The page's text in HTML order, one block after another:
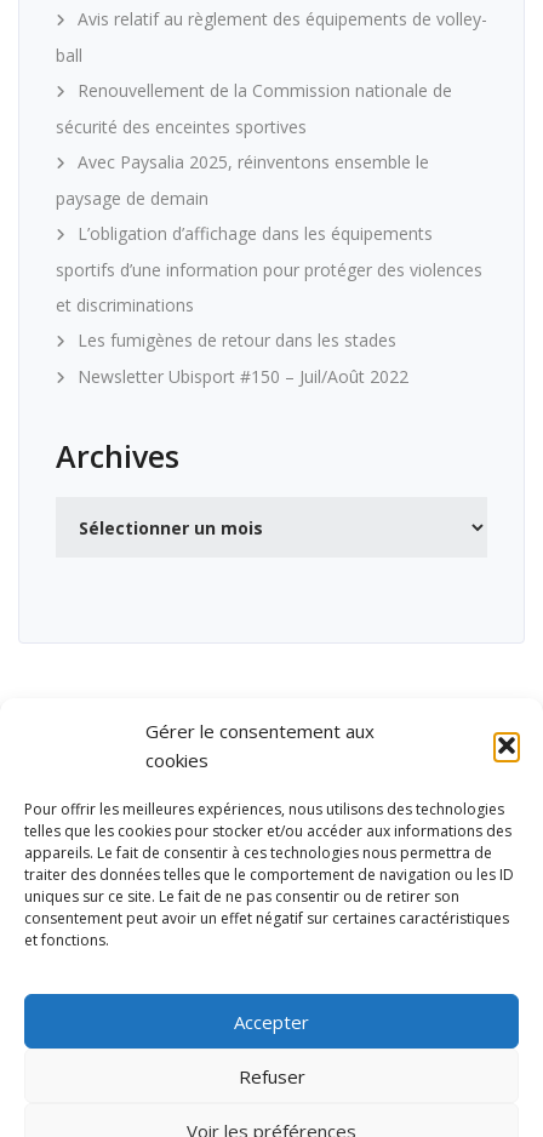
Gérer le consentement aux
cookies
Pour offrir les meilleures expériences, nous utilisons des technologies
telles que les cookies pour stocker et/ou accéder aux informations des
appareils. Le fait de consentir à ces technologies nous permettra de
traiter des données telles que le comportement de navigation ou les ID
uniques sur ce site. Le fait de ne pas consentir ou de retirer son
consentement peut avoir un effet négatif sur certaines caractéristiques
et fonctions.
Accepter
Refuser
Voir les préférences
Avis relatif au règlement des équipements de volley-
ball
Renouvellement de la Commission nationale de
sécurité des enceintes sportives
Avec Paysalia 2025, réinventons ensemble le
paysage de demain
L’obligation d’affichage dans les équipements
sportifs d’une information pour protéger des violences
et discriminations
Les fumigènes de retour dans les stades
Newsletter Ubisport #150 – Juil/Août 2022
Archives
et de loisirs
Contact
Mentions légales